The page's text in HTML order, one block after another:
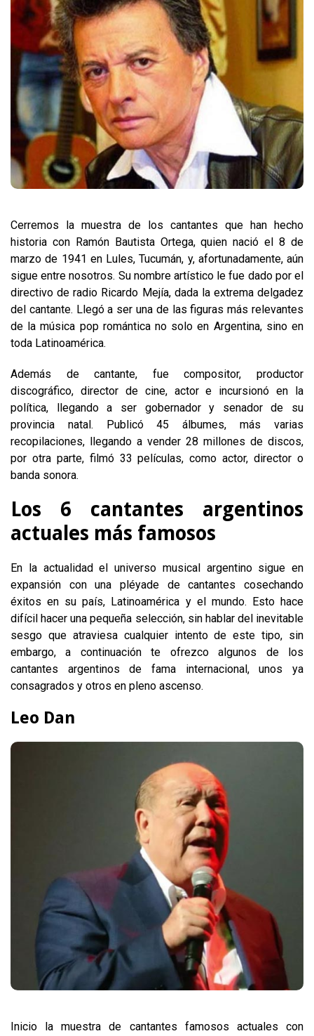
Cerremos la muestra de los cantantes que han hecho
historia con Ramón Bautista Ortega, quien nació el 8 de
marzo de 1941 en Lules, Tucumán, y, afortunadamente, aún
sigue entre nosotros. Su nombre artístico le fue dado por el
directivo de radio Ricardo Mejía, dada la extrema delgadez
del cantante. Llegó a ser una de las figuras más relevantes
de la música pop romántica no solo en Argentina, sino en
toda Latinoamérica.
Además de cantante, fue compositor, productor
discográfico, director de cine, actor e incursionó en la
política, llegando a ser gobernador y senador de su
provincia natal. Publicó 45 álbumes, más varias
recopilaciones, llegando a vender 28 millones de discos,
por otra parte, filmó 33 películas, como actor, director o
banda sonora.
Los 6 cantantes argentinos
actuales más famosos
En la actualidad el universo musical argentino sigue en
expansión con una pléyade de cantantes cosechando
éxitos en su país, Latinoamérica y el mundo. Esto hace
difícil hacer una pequeña selección, sin hablar del inevitable
sesgo que atraviesa cualquier intento de este tipo, sin
embargo, a continuación te ofrezco algunos de los
cantantes argentinos de fama internacional, unos ya
consagrados y otros en pleno ascenso.
Leo Dan
Inicio la muestra de cantantes famosos actuales con